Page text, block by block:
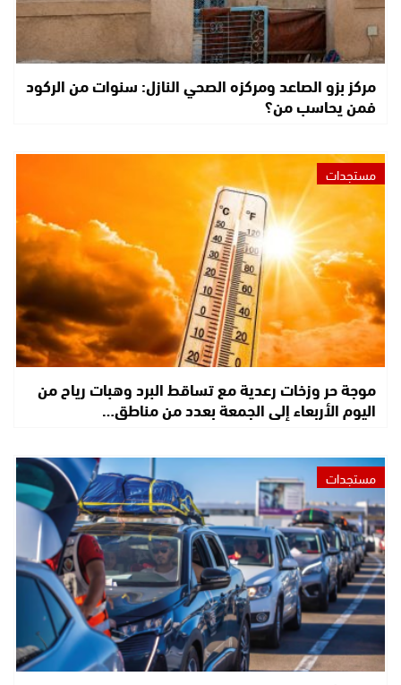
مركز بزو الصاعد ومركزه الصحي النازل: سنوات من الركود
فمن يحاسب من؟
مستجدات
موجة حر وزخات رعدية مع تساقط البرد وهبات رياح من
اليوم الأربعاء إلى الجمعة بعدد من مناطق…
مستجدات